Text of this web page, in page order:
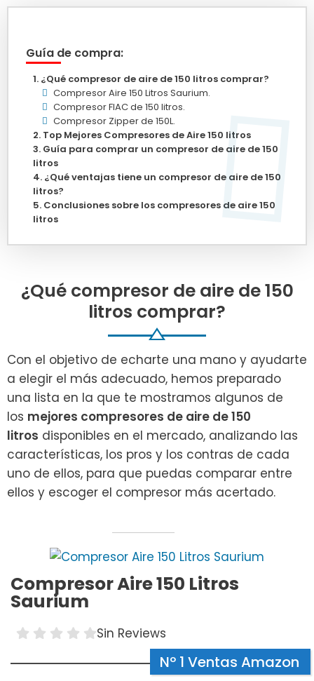
Guía de compra:
¿Qué compresor de aire de 150 litros comprar?
Compresor Aire 150 Litros Saurium.
Compresor FIAC de 150 litros.
Compresor Zipper de 150L.
Top Mejores Compresores de Aire 150 litros
Guía para comprar un compresor de aire de 150
litros
¿Qué ventajas tiene un compresor de aire de 150
litros?
Conclusiones sobre los compresores de aire 150
litros
¿Qué compresor de aire de 150
litros comprar?
Con el objetivo de echarte una mano y ayudarte
a elegir el más adecuado, hemos preparado
una lista en la que te mostramos algunos de
los mejores compresores de aire de 150
litros disponibles en el mercado, analizando las
características, los pros y los contras de cada
uno de ellos, para que puedas comparar entre
ellos y escoger el compresor más acertado.
Compresor Aire 150 Litros
Saurium
Sin Reviews
Nº 1 Ventas Amazon